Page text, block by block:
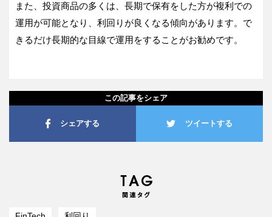
また、投資商品の多くは、長期で保有をした方が複利での
運用が可能となり、利回りが良くなる傾向があります。で
きるだけ長期的な目線で運用をすることがお勧めです。
この記事をシェア
シェアする ツイートする